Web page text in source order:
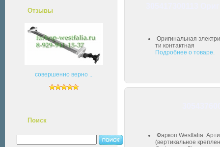
Отзывы
совершенно верно ..
Поиск
Оригинальная
ти контактная
Подробнее о товаре.
Фаркоп Westfalia
(вертикальное